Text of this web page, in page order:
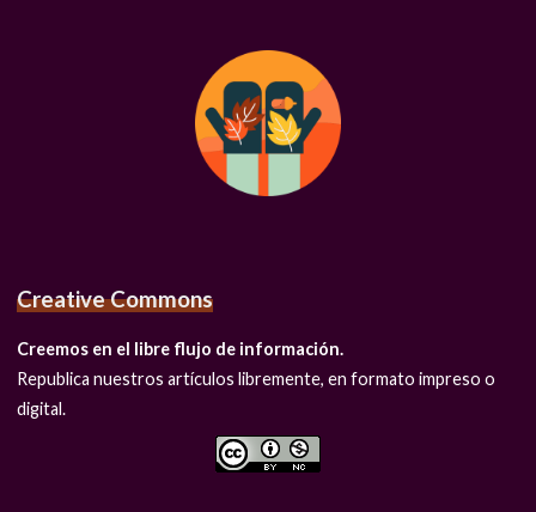
Creative Commons
Creemos en el libre flujo de información.
Republica nuestros artículos libremente, en formato impreso o
digital.